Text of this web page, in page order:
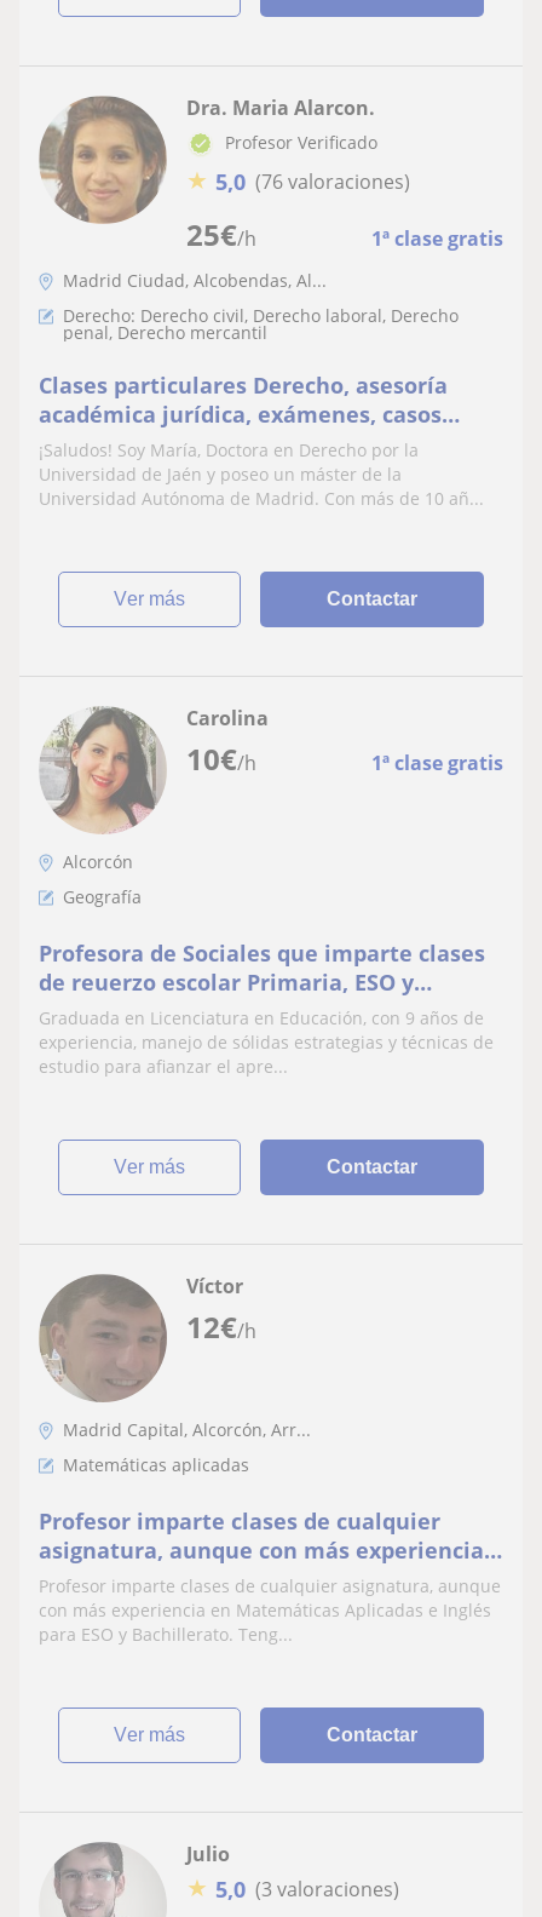
25€/h 1ª clase gratis
Dra. Maria Alarcon.
Profesor Verificado
★ 5,0 (76 valoraciones)
Madrid Ciudad, Alcobendas, Al...
Derecho: Derecho civil, Derecho laboral, Derecho
penal, Derecho mercantil
Clases particulares Derecho, asesoría
académica jurídica, exámenes, casos
prácticos y opositores
¡Saludos! Soy María, Doctora en Derecho por la
Universidad de Jaén y poseo un máster de la
Universidad Autónoma de Madrid. Con más de 10 añ...
ver más Contactar
10€/h 1ª clase gratis
Carolina
Alcorcón
Geografía
Profesora de Sociales que imparte clases
de reuerzo escolar Primaria, ESO y
Bachillerato
Graduada en Licenciatura en Educación, con 9 años de
experiencia, manejo de sólidas estrategias y técnicas de
estudio para afianzar el apre...
ver más Contactar
12€/h
Víctor
Madrid Capital, Alcorcón, Arr...
Matemáticas aplicadas
Profesor imparte clases de cualquier
asignatura, aunque con más experiencia
en Matemáticas Aplicadas e Inglés para
ESO y Bachillerato
Profesor imparte clases de cualquier asignatura, aunque
con más experiencia en Matemáticas Aplicadas e Inglés
para ESO y Bachillerato. Teng...
ver más Contactar
Julio
★ 5,0 (3 valoraciones)